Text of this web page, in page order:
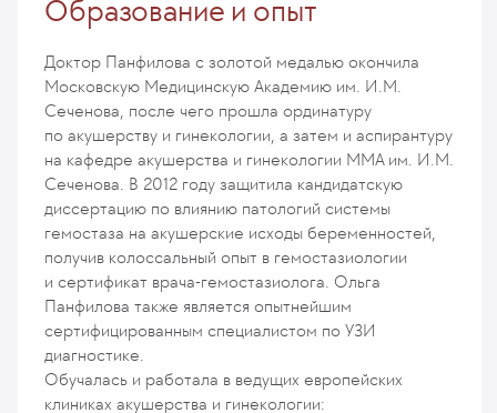
Образование и опыт
Доктор Панфилова с золотой медалью окончила
Московскую Медицинскую Академию им. И.М.
Сеченова, после чего прошла ординатуру
по акушерству и гинекологии, а затем и аспирантуру
на кафедре акушерства и гинекологии ММА им. И.М.
Сеченова. В 2012 году защитила кандидатскую
диссертацию по влиянию патологий системы
гемостаза на акушерские исходы беременностей,
получив колоссальный опыт в гемостазиологии
и сертификат врача-гемостазиолога. Ольга
Панфилова также является опытнейшим
сертифицированным специалистом по УЗИ
диагностике.
Обучалась и работала в ведущих европейских
клиниках акушерства и гинекологии: